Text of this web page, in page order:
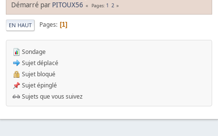
Démarré par PITOUX56 Pages 1 2
EN HAUT Pages 1
Sondage
Sujet déplacé
Sujet bloqué
Sujet épinglé
Sujets que vous suivez